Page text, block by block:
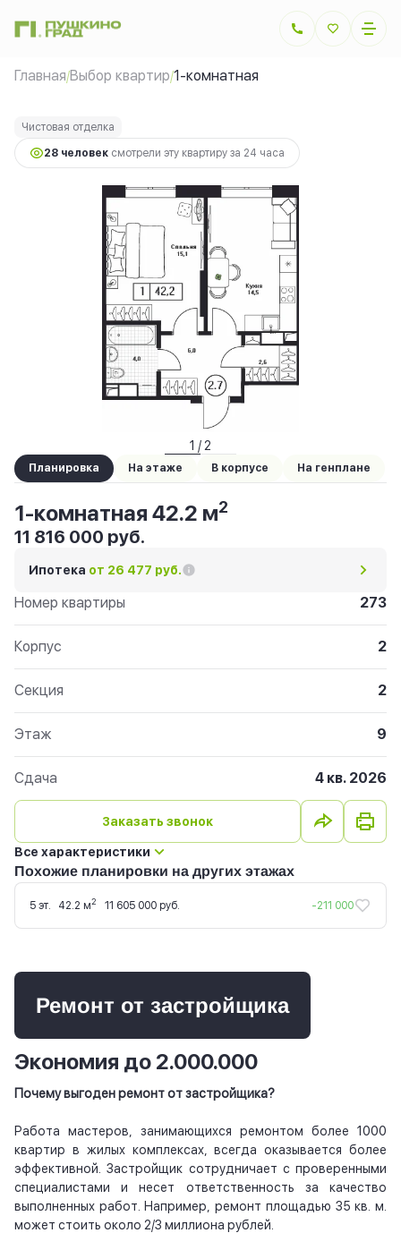
Главная/Выбор квартир/1-комнатная
Ипотекаот 26 477 руб.
Чистовая отделка
28 человек смотрели эту квартиру за 24 часа
1 / 2
Планировка На этаже В корпусе На генплане
1-комнатная 42.2 м2
11 816 000 руб.
Ипотека от 26 477 руб.
Номер квартиры 273
Корпус 2
Секция 2
Этаж 9
Сдача 4 кв. 2026
Заказать звонок
Все характеристики
Похожие планировки на других этажах
5 эт. 42.2 м2 11 605 000 руб. -211 000
Ремонт от застройщика
Экономия до 2.000.000
Почему выгоден ремонт от застройщика?
Работа мастеров, занимающихся ремонтом более 1000
квартир в жилых комплексах, всегда оказывается более
эффективной. Застройщик сотрудничает с проверенными
специалистами и несет ответственность за качество
выполненных работ. Например, ремонт площадью 35 кв. м.
может стоить около 2/3 миллиона рублей.